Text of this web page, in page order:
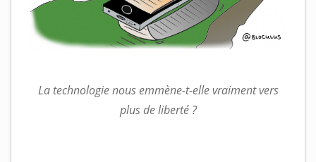
La technologie nous emmène-t-elle vraiment vers
plus de liberté ?